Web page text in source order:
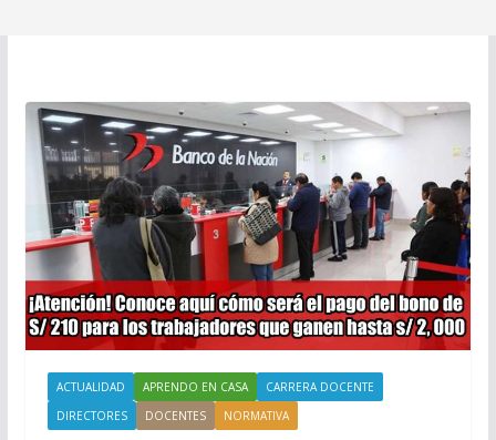
ACTUALIDAD APRENDO EN CASA
CARRERA DOCENTE
DIRECTORES
DOCENTES NORMATIVA